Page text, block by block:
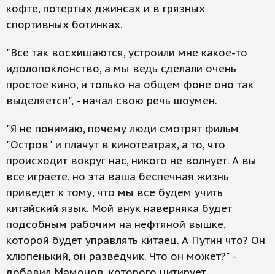
кофте, потертых джинсах и в грязных
спортивных ботинках.
"Все так восхищаются, устроили мне какое-то
идолопоклонство, а мы ведь сделали очень
простое кино, и только на общем фоне оно так
выделяется", - начал свою речь шоумен.
"Я не понимаю, почему люди смотрят фильм
"Остров" и плачут в кинотеатрах, а то, что
происходит вокруг нас, никого не волнует. А вы
все играете, но эта ваша беспечная жизнь
приведет к тому, что мы все будем учить
китайский язык. Мой внук наверняка будет
подсобным рабочим на нефтяной вышке,
которой будет управлять китаец. А Путин что? Он
хлюпенький, он разведчик. Что он может?" -